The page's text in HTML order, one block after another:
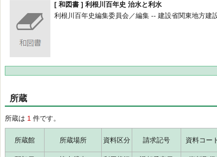
[ 和図書 ] 利根川百年史 治水と利水
利根川百年史編集委員会／編集 -- 建設省関東地方建
所蔵
所蔵は 1 件です。
所蔵館 所蔵場所 資料区分 請求記号 資料コー